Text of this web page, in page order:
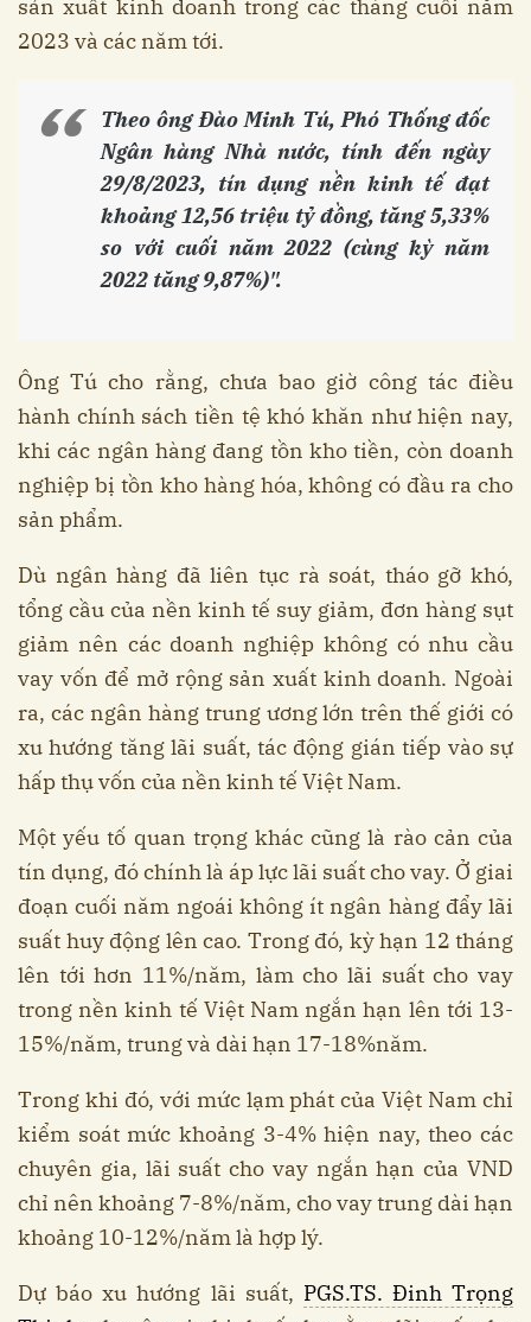
sản xuất kinh doanh trong các tháng cuối năm
2023 và các năm tới.
Theo ông Đào Minh Tú, Phó Thống đốc
Ngân hàng Nhà nước, tính đến ngày
29/8/2023, tín dụng nền kinh tế đạt
khoảng 12,56 triệu tỷ đồng, tăng 5,33%
so với cuối năm 2022 (cùng kỳ năm
2022 tăng 9,87%)".
Ông Tú cho rằng, chưa bao giờ công tác điều
hành chính sách tiền tệ khó khăn như hiện nay,
khi các ngân hàng đang tồn kho tiền, còn doanh
nghiệp bị tồn kho hàng hóa, không có đầu ra cho
sản phẩm.
Dù ngân hàng đã liên tục rà soát, tháo gỡ khó,
tổng cầu của nền kinh tế suy giảm, đơn hàng sụt
giảm nên các doanh nghiệp không có nhu cầu
vay vốn để mở rộng sản xuất kinh doanh. Ngoài
ra, các ngân hàng trung ương lớn trên thế giới có
xu hướng tăng lãi suất, tác động gián tiếp vào sự
hấp thụ vốn của nền kinh tế Việt Nam.
Một yếu tố quan trọng khác cũng là rào cản của
tín dụng, đó chính là áp lực lãi suất cho vay. Ở giai
đoạn cuối năm ngoái không ít ngân hàng đẩy lãi
suất huy động lên cao. Trong đó, kỳ hạn 12 tháng
lên tới hơn 11%/năm, làm cho lãi suất cho vay
trong nền kinh tế Việt Nam ngắn hạn lên tới 13-
15%/năm, trung và dài hạn 17-18%năm.
Trong khi đó, với mức lạm phát của Việt Nam chỉ
kiểm soát mức khoảng 3-4% hiện nay, theo các
chuyên gia, lãi suất cho vay ngắn hạn của VND
chỉ nên khoảng 7-8%/năm, cho vay trung dài hạn
khoảng 10-12%/năm là hợp lý.
Dự báo xu hướng lãi suất, PGS.TS. Đinh Trọng